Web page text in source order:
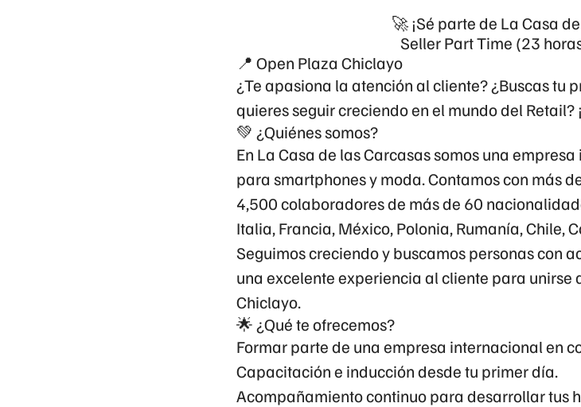
🚀 ¡Sé parte de La Casa
Seller Part Time (23
📍 Open Plaza Chiclayo
¿Te apasiona la atención al cliente? ¿Buscas tu
quieres seguir creciendo en el mundo del Retail?
💚 ¿Quiénes somos?
En La Casa de las Carcasassomos una
para smartphones y moda. Contamos con más
4,500 colaboradores de más de 60
Italia, Francia, México, Polonia, Rumanía, Chile,
Seguimos creciendo y buscamos personas con
una excelente experiencia al cliente para unirse
Chiclayo.
🌟 ¿Qué te ofrecemos?
Formar parte de una empresa internacional en
Capacitación e inducción desde tu primer día.
Acompañamiento continuo para desarrollar tus